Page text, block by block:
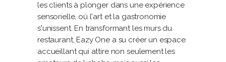
les clients à plonger dans une expérience
sensorielle, où l'art et la gastronomie
s'unissent. En transformant les murs du
restaurant, Eazy One a su créer un espace
accueillant qui attire non seulement les